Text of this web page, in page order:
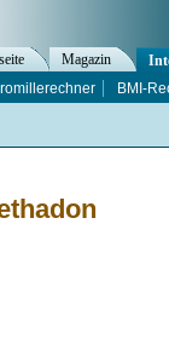
Magazin
BMI-